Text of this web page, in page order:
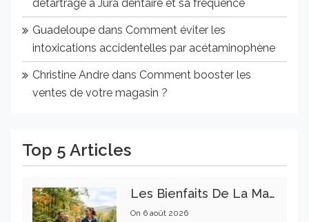
détartrage à Jura dentaire et sa fréquence
Guadeloupe dans Comment éviter les
intoxications accidentelles par acétaminophène
Christine Andre dans Comment booster les
ventes de votre magasin ?
Top 5 Articles
Les Bienfaits De La Marche Sur La Santé Physique Et Mentale
On 6 août 2026